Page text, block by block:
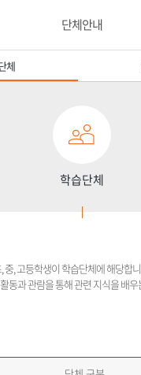
단체안내
체
학습단체
중, 고등학생이 학습단체에 해당합
동과 관람을 통해 관련 지식을 배